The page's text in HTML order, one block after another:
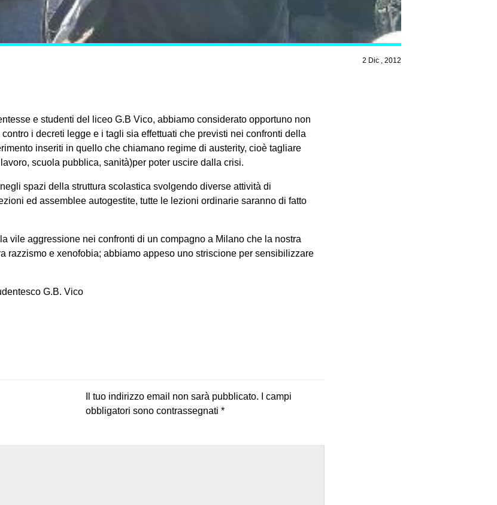
2 Dic , 2012
e studenti del liceo G.B Vico, abbiamo considerato opportuno non
i decreti legge e i tagli sia effettuati che previsti nei confronti della
inseriti in quello che chiamano regime di austerity, cioè tagliare
scuola pubblica, sanità)per poter uscire dalla crisi.
spazi della struttura scolastica svolgendo diverse attività di
ed assemblee autogestite, tutte le lezioni ordinarie saranno di fatto
vile aggressione nei confronti di un compagno a Milano che la nostra
razzismo e xenofobia; abbiamo appeso uno striscione per sensibilizzare
G.B. Vico
Il tuo indirizzo email non sarà pubblicato.
I campi
obbligatori sono contrassegnati *